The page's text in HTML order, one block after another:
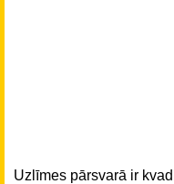
Uzlīmes pārsvarā ir